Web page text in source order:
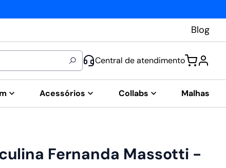
Blog
Central de atendimento
Acessórios Collabs Malhas
Fernanda Massotti -